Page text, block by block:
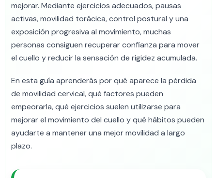
mejorar. Mediante ejercicios adecuados, pausas
activas, movilidad torácica, control postural y una
exposición progresiva al movimiento, muchas
personas consiguen recuperar confianza para mover
el cuello y reducir la sensación de rigidez acumulada.
En esta guía aprenderás por qué aparece la pérdida
de movilidad cervical, qué factores pueden
empeorarla, qué ejercicios suelen utilizarse para
mejorar el movimiento del cuello y qué hábitos pueden
ayudarte a mantener una mejor movilidad a largo
plazo.